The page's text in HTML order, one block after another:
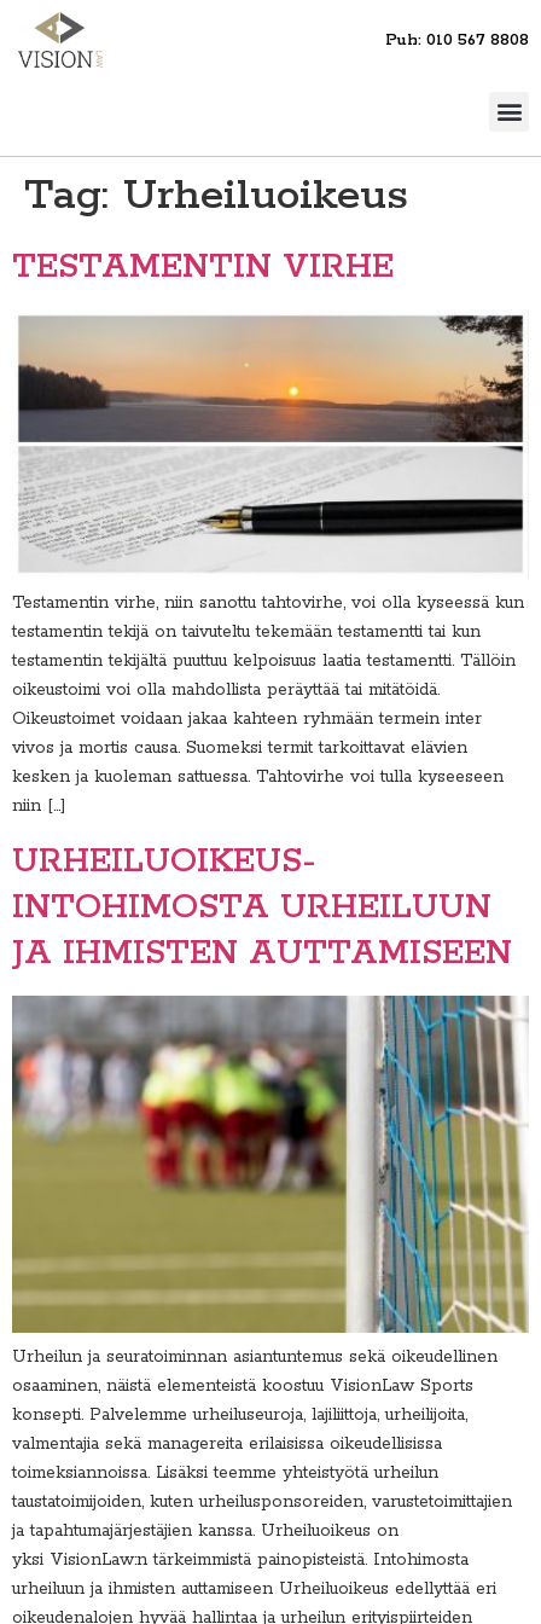
Puh: 010 567 8808
Tag: Urheiluoikeus
TESTAMENTIN VIRHE
Testamentin virhe, niin sanottu tahtovirhe, voi olla kyseessä kun
testamentin tekijä on taivuteltu tekemään testamentti tai kun
testamentin tekijältä puuttuu kelpoisuus laatia testamentti. Tällöin
oikeustoimi voi olla mahdollista peräyttää tai mitätöidä.
Oikeustoimet voidaan jakaa kahteen ryhmään termein inter
vivos ja mortis causa. Suomeksi termit tarkoittavat elävien
kesken ja kuoleman sattuessa. Tahtovirhe voi tulla kyseeseen
niin […]
URHEILUOIKEUS-
INTOHIMOSTA URHEILUUN
JA IHMISTEN AUTTAMISEEN
Urheilun ja seuratoiminnan asiantuntemus sekä oikeudellinen
osaaminen, näistä elementeistä koostuu VisionLaw Sports
konsepti. Palvelemme urheiluseuroja, lajiliittoja, urheilijoita,
valmentajia sekä managereita erilaisissa oikeudellisissa
toimeksiannoissa. Lisäksi teemme yhteistyötä urheilun
taustatoimijoiden, kuten urheilusponsoreiden, varustetoimittajien
ja tapahtumajärjestäjien kanssa. Urheiluoikeus on
yksi VisionLaw:n tärkeimmistä painopisteistä. Intohimosta
urheiluun ja ihmisten auttamiseen Urheiluoikeus edellyttää eri
oikeudenalojen hyvää hallintaa ja urheilun erityispiirteiden